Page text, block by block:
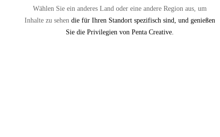
Wählen Sie ein anderes Land oder eine andere Region aus, um
Inhalte zu sehen die für Ihren Standort spezifisch sind, und genießen
Sie die Privilegien von Penta Creative.